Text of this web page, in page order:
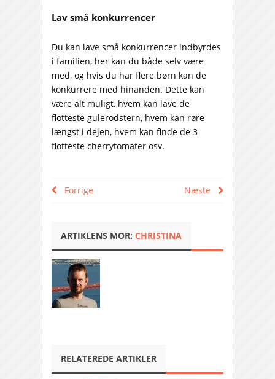
Lav små konkurrencer
Du kan lave små konkurrencer indbyrdes
i familien, her kan du både selv være
med, og hvis du har flere børn kan de
konkurrere med hinanden. Dette kan
være alt muligt, hvem kan lave de
flotteste gulerodstern, hvem kan røre
længst i dejen, hvem kan finde de 3
flotteste cherrytomater osv.
Forrige Næste
ARTIKLENS MOR: CHRISTINA
RELATEREDE ARTIKLER